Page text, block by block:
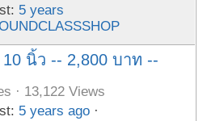
5 years
นิ้ว -- 2,800 บาท --
· 13,122 Views
5 years ago ·